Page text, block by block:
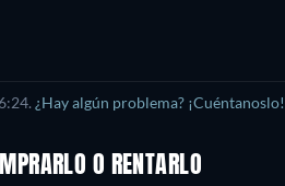
¿Hay algún problema? ¡Cuéntanoslo!
O RENTARLO